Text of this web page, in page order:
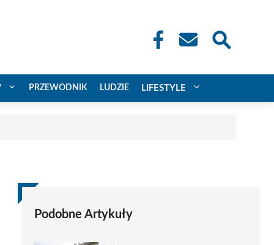
PRZEWODNIK LUDZIE LIFESTYLE
Podobne Artykuły